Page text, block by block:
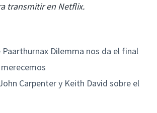
transmitir en Netflix.
Paarthurnax Dilemma nos da el final
Carpenter y Keith David sobre el